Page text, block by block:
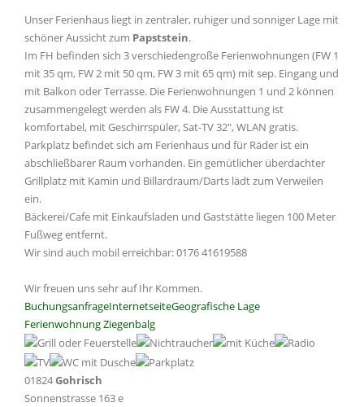
Unser Ferienhaus liegt in zentraler, ruhiger und sonniger Lage mit
schöner Aussicht zum Papststein.
Im FH befinden sich 3 verschiedengroße Ferienwohnungen (FW 1
mit 35 qm, FW 2 mit 50 qm, FW 3 mit 65 qm) mit sep. Eingang und
mit Balkon oder Terrasse. Die Ferienwohnungen 1 und 2 können
zusammengelegt werden als FW 4. Die Ausstattung ist
komfortabel, mit Geschirrspüler, Sat-TV 32", WLAN gratis.
Parkplatz befindet sich am Ferienhaus und für Räder ist ein
abschließbarer Raum vorhanden. Ein gemütlicher überdachter
Grillplatz mit Kamin und Billardraum/Darts lädt zum Verweilen
ein.
Bäckerei/Cafe mit Einkaufsladen und Gaststätte liegen 100 Meter
Fußweg entfernt.
Wir sind auch mobil erreichbar: 0176 41619588
Wir freuen uns sehr auf Ihr Kommen.
BuchungsanfrageInternetseiteGeografische Lage
Ferienwohnung Ziegenbalg
01824Gohrisch
Sonnenstrasse 163 e